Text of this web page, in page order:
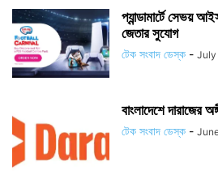
প্যান্ডামার্টে সেভয়
জেতার সুযোগ
টেক সংবাদ ডেস্ক - July
বাংলাদেশে দারাজের
টেক সংবাদ ডেস্ক -